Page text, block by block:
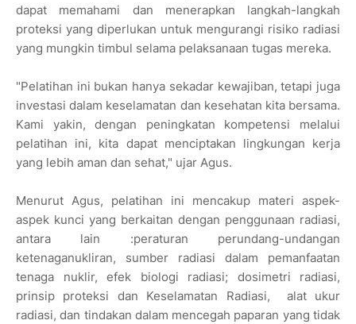
dapat memahami dan menerapkan langkah-langkah
proteksi yang diperlukan untuk mengurangi risiko radiasi
yang mungkin timbul selama pelaksanaan tugas mereka.
"Pelatihan ini bukan hanya sekadar kewajiban, tetapi juga
investasi dalam keselamatan dan kesehatan kita bersama.
Kami yakin, dengan peningkatan kompetensi melalui
pelatihan ini, kita dapat menciptakan lingkungan kerja
yang lebih aman dan sehat," ujar Agus.
Menurut Agus, pelatihan ini mencakup materi aspek-
aspek kunci yang berkaitan dengan penggunaan radiasi,
antara lain :peraturan perundang-undangan
ketenaganukliran, sumber radiasi dalam pemanfaatan
tenaga nuklir, efek biologi radiasi; dosimetri radiasi,
prinsip proteksi dan Keselamatan Radiasi, alat ukur
radiasi, dan tindakan dalam mencegah paparan yang tidak